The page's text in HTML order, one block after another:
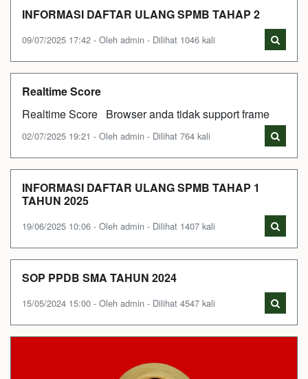
INFORMASI DAFTAR ULANG SPMB TAHAP 2
09/07/2025 17:42 - Oleh admin - Dilihat 1046 kali
Realtime Score
Realtime Score Browser anda tidak support frame
02/07/2025 19:21 - Oleh admin - Dilihat 764 kali
INFORMASI DAFTAR ULANG SPMB TAHAP 1
TAHUN 2025
19/06/2025 10:06 - Oleh admin - Dilihat 1407 kali
SOP PPDB SMA TAHUN 2024
15/05/2024 15:00 - Oleh admin - Dilihat 4547 kali